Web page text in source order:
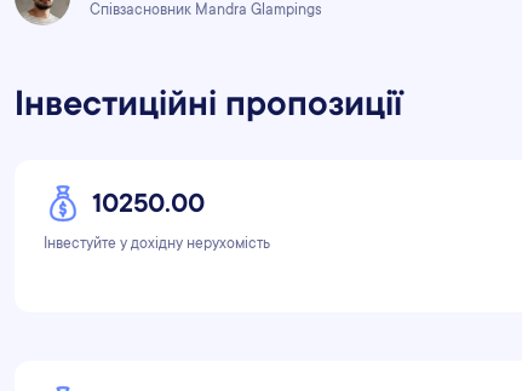
Співзасновник Mandra Glampings
Інвестиційні пропозиції
10250.00
Інвестуйте у дохідну нерухомість